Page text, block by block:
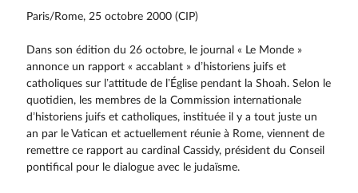
Paris/Rome, 25 octobre 2000 (CIP)
Dans son édition du 26 octobre, le journal « Le Monde »
annonce un rapport « accablant » d’historiens juifs et
catholiques sur l’attitude de l’Église pendant la Shoah. Selon le
quotidien, les membres de la Commission internationale
d’historiens juifs et catholiques, instituée il y a tout juste un
an par le Vatican et actuellement réunie à Rome, viennent de
remettre ce rapport au cardinal Cassidy, président du Conseil
pontifical pour le dialogue avec le judaïsme.